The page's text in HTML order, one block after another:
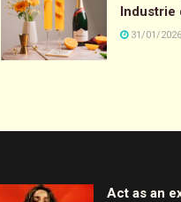
Industrie
31/01/2026
Act as an